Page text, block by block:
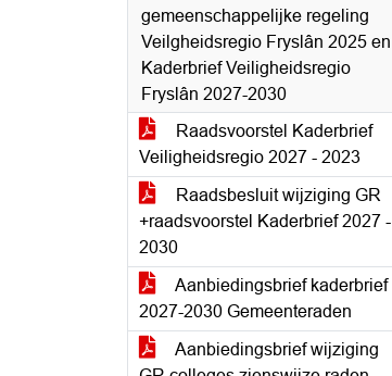
gemeenschappelijke regeling
Veilgheidsregio Fryslân 2025 en
Kaderbrief Veiligheidsregio
Fryslân 2027-2030
Raadsvoorstel Kaderbrief
Veiligheidsregio 2027 - 2023
Raadsbesluit wijziging GR
+raadsvoorstel Kaderbrief 2027 -
2030
Aanbiedingsbrief kaderbrief
2027-2030 Gemeenteraden
Aanbiedingsbrief wijziging